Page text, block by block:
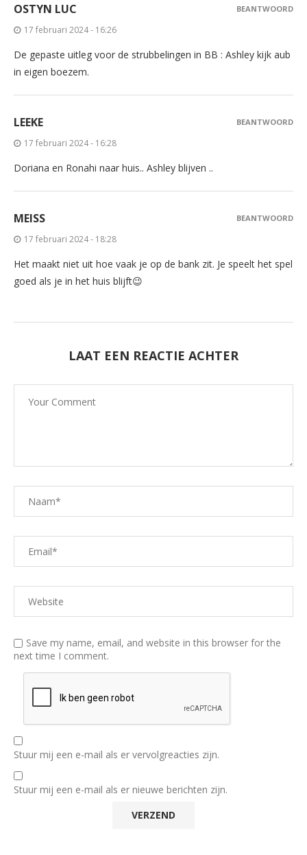
OSTYN LUC
17 februari 2024 - 16:26
De gepaste uitleg voor de strubbelingen in BB : Ashley kijk aub
in eigen boezem.
BEANTWOORD
LEEKE
17 februari 2024 - 16:28
Doriana en Ronahi naar huis.. Ashley blijven ..
BEANTWOORD
MEISS
17 februari 2024 - 18:28
Het maakt niet uit hoe vaak je op de bank zit. Je speelt het spel
goed als je in het huis blijft😉
BEANTWOORD
LAAT EEN REACTIE ACHTER
Save my name, email, and website in this browser for the
next time I comment.
Stuur mij een e-mail als er vervolgreacties zijn.
Stuur mij een e-mail als er nieuwe berichten zijn.